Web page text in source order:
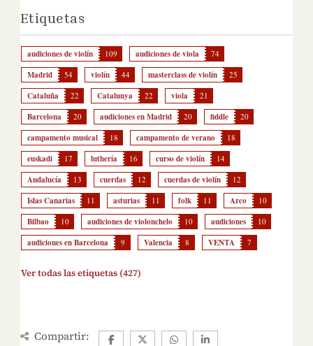
Etiquetas
audiciones de violín 109 audiciones de viola 74
Madrid 54 violín 44 masterclass de violín 25
Cataluña 22 Catalunya 22 viola 21
Barcelona 20 audiciones en Madrid 20 fiddle 20
campamento musical 18 campamento de verano 18
euskadi 17 luthería 16 curso de violín 14
Andalucía 13 cuerdas 12 cuerdas de violín 12
Islas Canarias 11 asturias 11 folk 11 Arco 10
Bilbao 10 audiciones de violonchelo 10 audiciones 10
audiciones en Barcelona 9 Valencia 8 VENTA 7
Ver todas las etiquetas (427)
Compartir: